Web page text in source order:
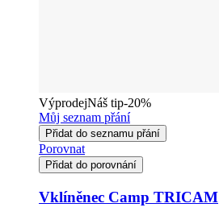
VýprodejNáš tip-20%
Můj seznam přání
Přidat do seznamu přání
Porovnat
Přidat do porovnání
Vklíněnec Camp TRICAM